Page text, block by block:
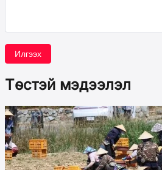
Илгээх
Төстэй мэдээлэл